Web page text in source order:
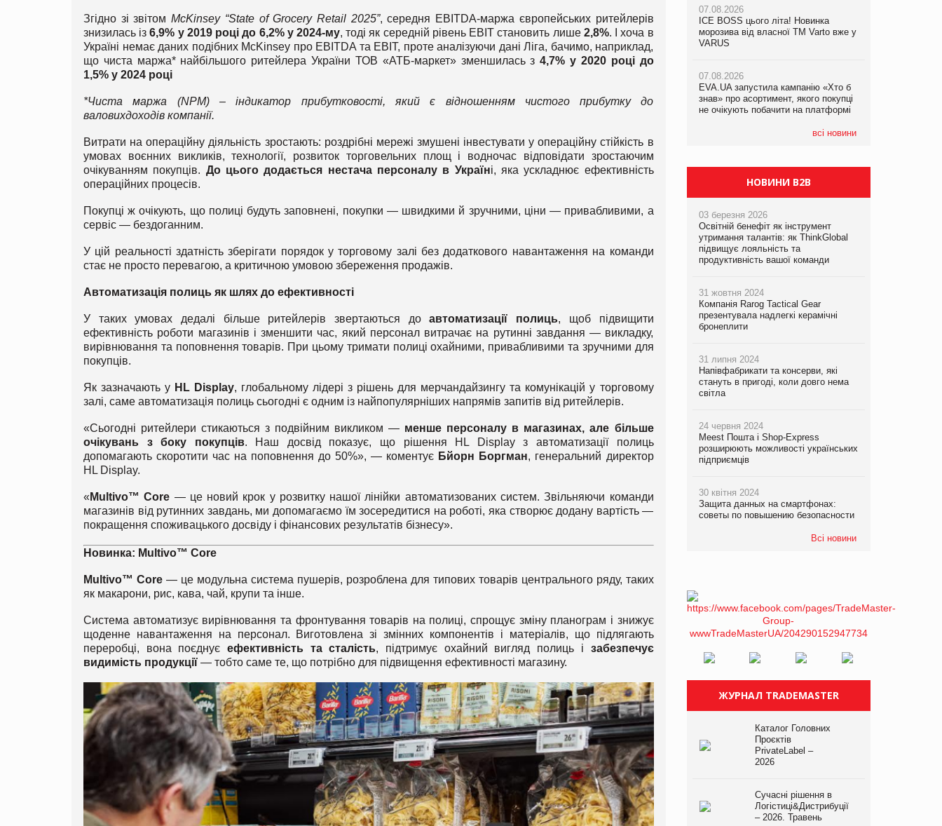
Згідно зі звітомMcKinsey “State of Grocery Retail 2025”, середня EBITDA-маржа європейських ритейлерів
знизилась із6,9% у 2019 році до 6,2% у 2024-му, тоді як середній рівень EBIT становить лише 2,8%. І хоча в
Україні немає даних подібних McKinsey про EBITDA та EBIT, проте аналізуючи дані Ліга, бачимо, наприклад,
що чиста маржа* найбільшого ритейлера України ТОВ «АТБ-маркет» зменшилась з4,7% у 2020 році до
1,5% у 2024 році
*Чиста маржа (NPM) – індикатор прибутковості, який є відношенням чистого прибутку до
валовихдоходів компанії.
Витрати на операційну діяльність зростають: роздрібні мережі змушені інвестувати у операційну стійкість в
умовах воєнних викликів, технології, розвиток торговельних площ і водночас відповідати зростаючим
очікуванням покупців. До цього додається нестача персоналу в Україні, яка ускладнює ефективність
операційних процесів.
Покупці ж очікують, що полиці будуть заповнені, покупки — швидкими й зручними, ціни — привабливими, а
сервіс — бездоганним.
У цій реальності здатність зберігати порядок у торговому залі без додаткового навантаження на команди
стає не просто перевагою, а критичною умовою збереження продажів.
Автоматизація полиць як шлях до ефективності
У таких умовах дедалі більше ритейлерів звертаються доавтоматизації полиць, щоб підвищити
ефективність роботи магазинів і зменшити час, який персонал витрачає на рутинні завдання — викладку,
вирівнювання та поповнення товарів. При цьому тримати полиці охайними, привабливими та зручними для
покупців.
Як зазначають у HL Display, глобальному лідері з рішень для мерчандайзингу та комунікацій у торговому
залі, саме автоматизація полиць сьогодні є одним із найпопулярніших напрямів запитів від ритейлерів.
«Сьогодні ритейлери стикаються з подвійним викликом — менше персоналу в магазинах, але більше
очікувань з боку покупців. Наш досвід показує, що рішення HL Display з автоматизації полиць
допомагають скоротити час на поповнення до 50%», — коментує Бйорн Боргман, генеральний директор
HL Display.
« Multivo™ Core — це новий крок у розвитку нашої лінійки автоматизованих систем. Звільняючи команди
магазинів від рутинних завдань, ми допомагаємо їм зосередитися на роботі, яка створює додану вартість —
покращення споживацького досвіду і фінансових результатів бізнесу».
Новинка: Multivo™ Core
Multivo™ Core— це модульна система пушерів, розроблена для типових товарів центрального ряду, таких
як макарони, рис, кава, чай, крупи та інше.
Система автоматизує вирівнювання та фронтування товарів на полиці, спрощує зміну планограм і знижує
щоденне навантаження на персонал. Виготовлена зі змінних компонентів і матеріалів, що підлягають
переробці, вона поєднуєефективність та сталість, підтримує охайний вигляд полиць і забезпечує
видимість продукції — тобто саме те, що потрібно для підвищення ефективності магазину.
07.08.2026
ICE BOSS цього літа! Новинка
морозива від власної ТМ Varto вже у
VARUS
07.08.2026
EVA.UA запустила кампанію «Хто б
знав» про асортимент, якого покупці
не очікують побачити на платформі
всі новини
06.08.2026
Смачна новинка для хвостатих: у
VARUS з’явилися паучі Varto Paw
05.08.2026
Мережа супермаркетів VARUS купує
мережу магазинів формату
компанія налічуватиме 374 магазини
07.08.2026
Франція заборонила рекламні дзвінки
НОВИНИ B2B
03 березня 2026
Освітній бенефіт як інструмент
утримання талантів: як ThinkGlobal
підвищує лояльність та
продуктивність вашої команди
31 жовтня 2024
Компанія Rarog Tactical Gear
презентувала надлегкі керамічні
бронеплити
31 липня 2024
Напівфабрикати та консерви, які
стануть в пригоді, коли довго нема
світла
24 червня 2024
Meest Пошта і Shop-Express
розширюють можливості українських
підприємців
30 квітня 2024
Защита данных на смартфонах:
советы по повышению безопасности
Всі новини
ЖУРНАЛ TRADEMASTER
Каталог Головних
Проєктів
PrivateLabel –
2026
Сучасні рішення в
Логістиці&Дистрибуції
– 2026. Травень